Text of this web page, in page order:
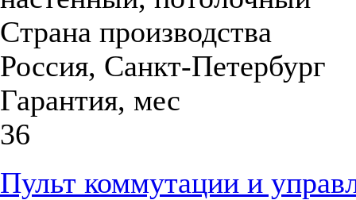
Страна производства
Россия, Санкт-Петербург
Гарантия, мес
36
Пульт коммутации и